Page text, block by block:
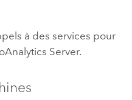
à des services pour
Server.